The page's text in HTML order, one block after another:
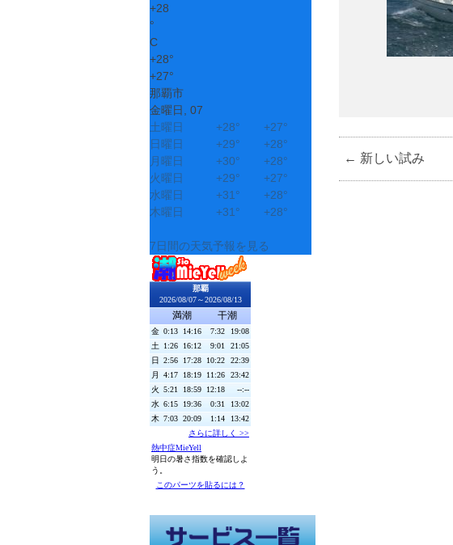
← 新しい試み
+28
°
C
+28°
+27°
那覇市
金曜日, 07
土曜日
+28° +27°
日曜日
+29° +28°
月曜日
+30° +28°
火曜日
+29° +27°
水曜日
+31° +28°
木曜日
+31° +28°
7日間の天気予報を見る